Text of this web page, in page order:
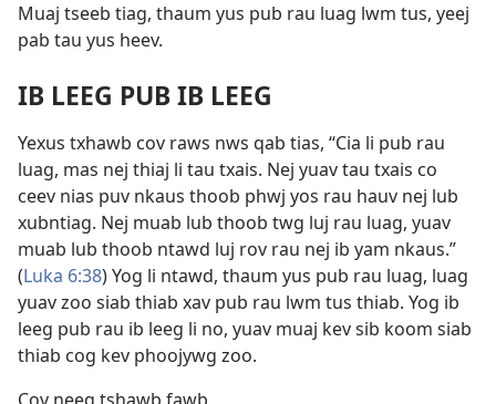
Muaj tseeb tiag, thaum yus pub rau luag lwm tus, yeej
pab tau yus heev.
IB LEEG PUB IB LEEG
Yexus txhawb cov raws nws qab tias, “Cia li pub rau
luag, mas nej thiaj li tau txais. Nej yuav tau txais co
ceev nias puv nkaus thoob phwj yos rau hauv nej lub
xubntiag. Nej muab lub thoob twg luj rau luag, yuav
muab lub thoob ntawd luj rov rau nej ib yam nkaus.”
(Luka 6:38) Yog li ntawd, thaum yus pub rau luag, luag
yuav zoo siab thiab xav pub rau lwm tus thiab. Yog ib
leeg pub rau ib leeg li no, yuav muaj kev sib koom siab
thiab cog kev phoojywg zoo.